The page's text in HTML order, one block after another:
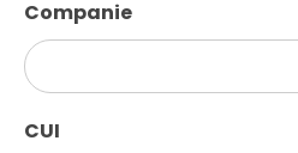
Companie
CUI